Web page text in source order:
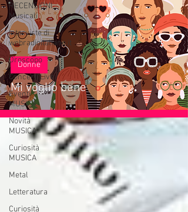
RECENSIONI
Musicali
Interviste di
webradioitaliane.it
Oroscopo
Concerti Live
Eventi
MUSICA
Novità
MUSICA
Curiosità
MUSICA
Metal
Letteratura
Curiosità
Mi voglio bene
Donne